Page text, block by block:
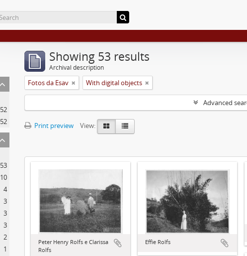
52
52
53
10
4
3
3
3
2
1
Showing 53 results
Archival description
Fotos da Esav With digital objects
Advanced
Print preview
View:
Peter Henry Rolfs e Clarissa
Rolfs
Effie Rolfs